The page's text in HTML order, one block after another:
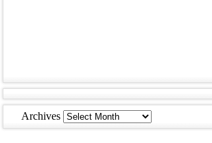
Archives Archives